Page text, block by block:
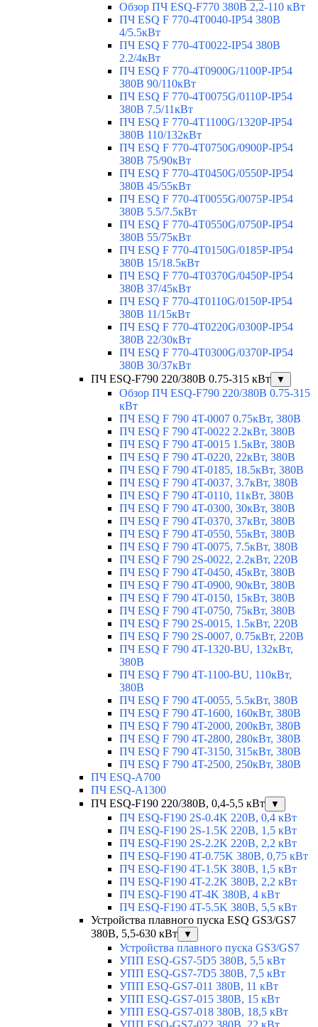
Обзор ПЧ ESQ-F770 380В 2,2-110 кВт
ПЧ ESQ F 770-4T0040-IP54 380В
4/5.5кВт
ПЧ ESQ F 770-4T0022-IP54 380В
2.2/4кВт
ПЧ ESQ F 770-4Т0900G/1100P-IP54
380В 90/110кВт
ПЧ ESQ F 770-4T0075G/0110P-IP54
380В 7.5/11кВт
ПЧ ESQ F 770-4T1100G/1320P-IP54
380В 110/132кВт
ПЧ ESQ F 770-4T0750G/0900P-IP54
380В 75/90кВт
ПЧ ESQ F 770-4T0450G/0550P-IP54
380В 45/55кВт
ПЧ ESQ F 770-4T0055G/0075P-IP54
380В 5.5/7.5кВт
ПЧ ESQ F 770-4T0550G/0750P-IP54
380В 55/75кВт
ПЧ ESQ F 770-4T0150G/0185P-IP54
380В 15/18.5кВт
ПЧ ESQ F 770-4T0370G/0450P-IP54
380В 37/45кВт
ПЧ ESQ F 770-4T0110G/0150P-IP54
380В 11/15кВт
ПЧ ESQ F 770-4T0220G/0300P-IP54
380В 22/30кВт
ПЧ ESQ F 770-4T0300G/0370P-IP54
380В 30/37кВт
ПЧ ESQ-F790 220/380В 0.75-315 кВт
▼
Обзор ПЧ ESQ-F790 220/380В 0.75-315
кВт
ПЧ ESQ F 790 4T-0007 0.75кВт, 380В
ПЧ ESQ F 790 4T-0022 2.2кВт, 380В
ПЧ ESQ F 790 4T-0015 1.5кВт, 380В
ПЧ ESQ F 790 4T-0220, 22кВт, 380В
ПЧ ESQ F 790 4T-0185, 18.5кВт, 380В
ПЧ ESQ F 790 4T-0037, 3.7кВт, 380В
ПЧ ESQ F 790 4T-0110, 11кВт, 380В
ПЧ ESQ F 790 4T-0300, 30кВт, 380В
ПЧ ESQ F 790 4T-0370, 37кВт, 380В
ПЧ ESQ F 790 4T-0550, 55кВт, 380В
ПЧ ESQ F 790 4T-0075, 7.5кВт, 380В
ПЧ ESQ F 790 2S-0022, 2.2кВт, 220В
ПЧ ESQ F 790 4T-0450, 45кВт, 380В
ПЧ ESQ F 790 4T-0900, 90кВт, 380В
ПЧ ESQ F 790 4T-0150, 15кВт, 380В
ПЧ ESQ F 790 4T-0750, 75кВт, 380В
ПЧ ESQ F 790 2S-0015, 1.5кВт, 220В
ПЧ ESQ F 790 2S-0007, 0.75кВт, 220В
ПЧ ESQ F 790 4T-1320-BU, 132кВт,
380В
ПЧ ESQ F 790 4T-1100-BU, 110кВт,
380В
ПЧ ESQ F 790 4T-0055, 5.5кВт, 380В
ПЧ ESQ F 790 4T-1600, 160кВт, 380В
ПЧ ESQ F 790 4T-2000, 200кВт, 380В
ПЧ ESQ F 790 4T-2800, 280кВт, 380В
ПЧ ESQ F 790 4T-3150, 315кВт, 380В
ПЧ ESQ F 790 4T-2500, 250кВт, 380В
ПЧ ESQ-A700
ПЧ ESQ-A1300
ПЧ ESQ-F190 220/380В, 0,4-5,5 кВт
▼
ПЧ ESQ-F190 2S-0.4K 220В, 0,4 кВт
ПЧ ESQ-F190 2S-1.5K 220В, 1,5 кВт
ПЧ ESQ-F190 2S-2.2K 220В, 2,2 кВт
ПЧ ESQ-F190 4T-0.75K 380В, 0,75 кВт
ПЧ ESQ-F190 4T-1.5K 380В, 1,5 кВт
ПЧ ESQ-F190 4T-2.2K 380В, 2,2 кВт
ПЧ ESQ-F190 4T-4K 380В, 4 кВт
ПЧ ESQ-F190 4T-5.5K 380В, 5,5 кВт
Устройства плавного пуска ESQ GS3/GS7
380В, 5,5-630 кВт
▼
Устройства плавного пуска GS3/GS7
УПП ESQ-GS7-5D5 380В, 5,5 кВт
УПП ESQ-GS7-7D5 380В, 7,5 кВт
УПП ESQ-GS7-011 380В, 11 кВт
УПП ESQ-GS7-015 380В, 15 кВт
УПП ESQ-GS7-018 380В, 18,5 кВт